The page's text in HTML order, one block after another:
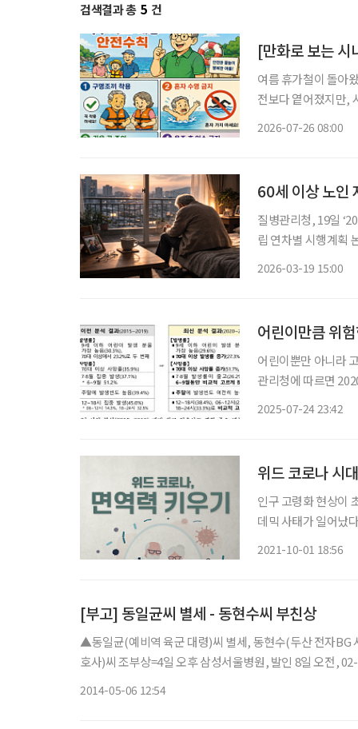
검색결과 총 5 건
[만화로 보는 시
여름 휴가철이 돌아
전보다 옅어졌지만,
2026-07-26 08:00
60세 이상 노인
질병관리청, 19일 ‘2026년 제1
립 연차별 시행계획 논의 정부가 국민의 손상 예방과 체계적 관리를 위해 범
2026-03-19 15:00
어린이만큼 위
어린이뿐만 아니라 고
관리청에 따르면
2025-07-24 23:42
위드 코로나 시
인구 고령화 현상이
데믹 사태가 일어났다. 코로나19는 전 세계적으로 전파되어 이미 2억3000만 명이
2021-10-01 18:56
[부고] 동일균씨 별세 - 동현수씨 부친상
▲동일균(예비역 육군 대령)씨 별세, 동현수(두산 전자BG
호사)씨 조부상=4일 오후 삼성서울병원, 발인 8일 오전,
2014-05-06 12:54